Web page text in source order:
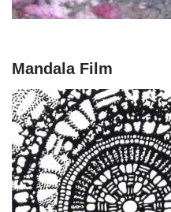
Mandala Film